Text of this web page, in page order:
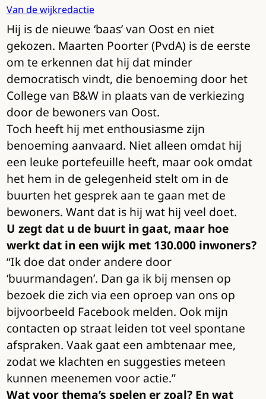
Van de wijkredactie
Hij is de nieuwe ‘baas’ van Oost en niet
gekozen. Maarten Poorter (PvdA) is de eerste
om te erkennen dat hij dat minder
democratisch vindt, die benoeming door het
College van B&W in plaats van de verkiezing
door de bewoners van Oost.
Toch heeft hij met enthousiasme zijn
benoeming aanvaard. Niet alleen omdat hij
een leuke portefeuille heeft, maar ook omdat
het hem in de gelegenheid stelt om in de
buurten het gesprek aan te gaan met de
bewoners. Want dat is hij wat hij veel doet.
U zegt dat u de buurt in gaat, maar hoe
werkt dat in een wijk met 130.000 inwoners?
“Ik doe dat onder andere door
‘buurmandagen’. Dan ga ik bij mensen op
bezoek die zich via een oproep van ons op
bijvoorbeeld Facebook melden. Ook mijn
contacten op straat leiden tot veel spontane
afspraken. Vaak gaat een ambtenaar mee,
zodat we klachten en suggesties meteen
kunnen meenemen voor actie.”
Wat voor thema’s spelen er zoal? En wat